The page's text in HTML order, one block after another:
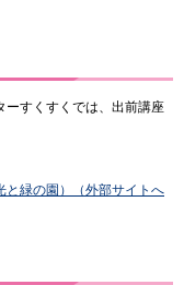
ーすくすくでは、出前講座
と緑の園）（外部サイトへ